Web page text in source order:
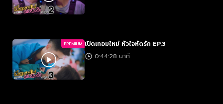
PREMIUM เปิดเทอมใหม่ หัวใจหัดรัก EP.3
0:44:28 นาที